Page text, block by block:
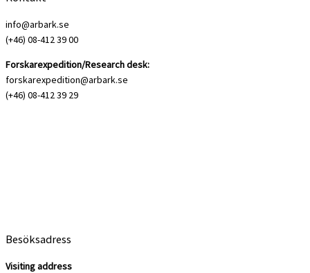
info@arbark.se
(+46) 08-412 39 00
Forskarexpedition/Research desk:
forskarexpedition@arbark.se
(+46) 08-412 39 29
Besöksadress
Visiting address